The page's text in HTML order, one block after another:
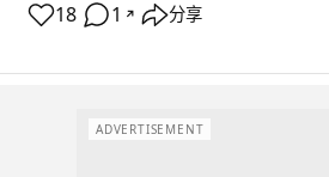
18 1 ↗ 分享
ADVERTISEMENT